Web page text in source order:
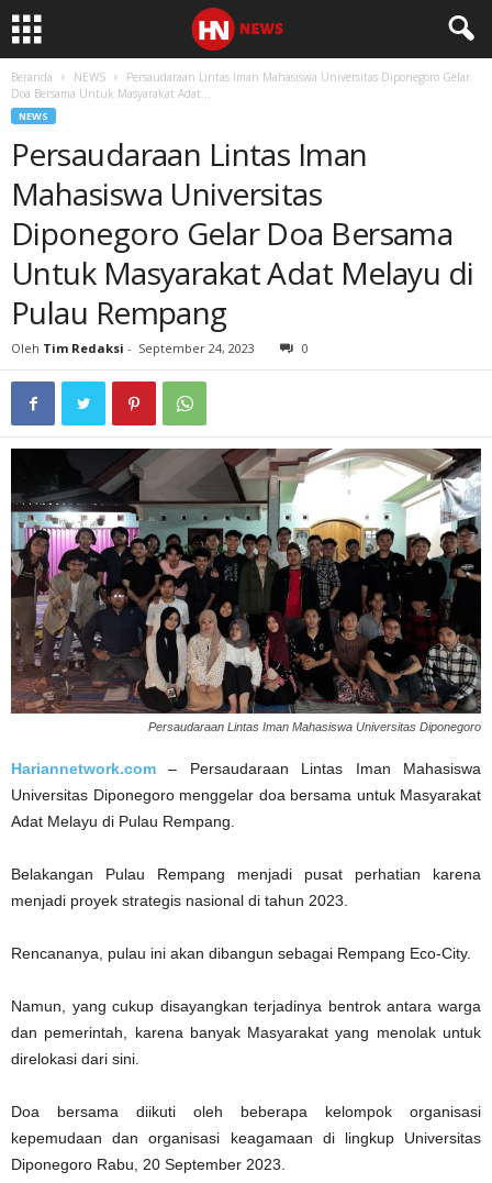
Beranda NEWS
Persaudaraan Lintas Iman Mahasiswa Universitas Diponegoro Gelar
Doa Bersama Untuk Masyarakat Adat...
NEWS
Persaudaraan Lintas Iman
Mahasiswa Universitas
Diponegoro Gelar Doa Bersama
Untuk Masyarakat Adat Melayu di
Pulau Rempang
Oleh Tim Redaksi - September 24, 2023 0
Persaudaraan Lintas Iman Mahasiswa Universitas Diponegoro
Hariannetwork.com
– Persaudaraan Lintas Iman Mahasiswa
Universitas Diponegoro menggelar doa bersama untuk Masyarakat
Adat Melayu di Pulau Rempang.
Belakangan Pulau Rempang menjadi pusat perhatian karena
menjadi proyek strategis nasional di tahun 2023.
Rencananya, pulau ini akan dibangun sebagai Rempang Eco-City.
Namun, yang cukup disayangkan terjadinya bentrok antara warga
dan pemerintah, karena banyak Masyarakat yang menolak untuk
direlokasi dari sini.
Doa bersama diikuti oleh beberapa kelompok organisasi
kepemudaan dan organisasi keagamaan di lingkup Universitas
Diponegoro Rabu, 20 September 2023.